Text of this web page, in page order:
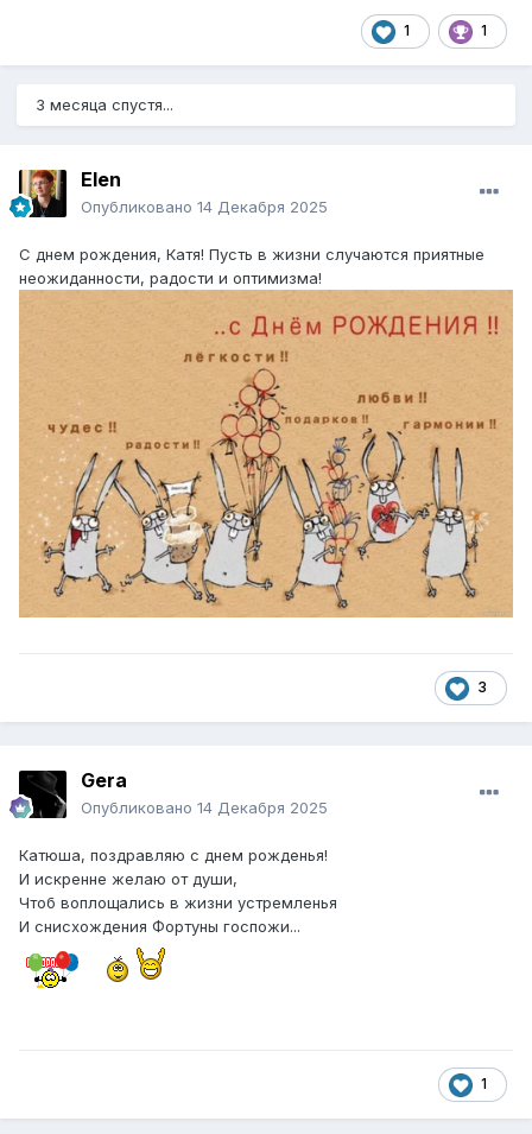
1 1
3 месяца спустя...
Elen
Опубликовано 14 Декабря 2025
С днем рождения, Катя! Пусть в жизни случаются приятные
неожиданности, радости и оптимизма!
3
Gera
Опубликовано 14 Декабря 2025
Катюша, поздравляю с днем рожденья!
И искренне желаю от души,
Чтоб воплощались в жизни устремленья
И снисхождения Фортуны госпожи...
1